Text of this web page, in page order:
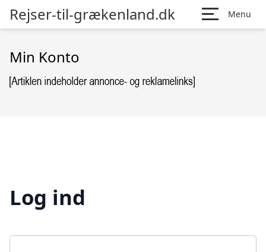
Rejser-til-grækenland.dk Menu
Min Konto
Log ind